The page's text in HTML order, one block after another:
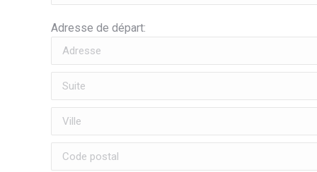
Adresse de départ: